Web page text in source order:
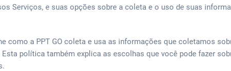
Serviços, e suas opções sobre a coleta e o uso de suas
como a PPT GO coleta e usa as informações que coletamos
política também explica as escolhas que você pode fazer